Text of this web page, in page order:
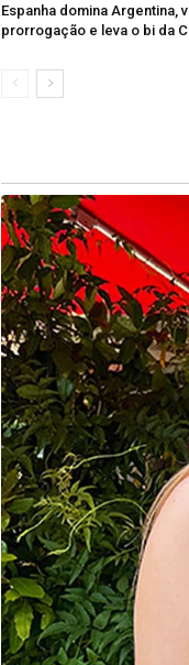
empate diante da
Considerado
pontuar na primeira
A partida é,
diminuir o saldo de
colocados com
Grupo L
Classificação
Inglaterra – 3
Gana – 3 pontos;
Panamá – 0 ponto;
Espanha domina Argentina,
prorrogação e leva o bi da